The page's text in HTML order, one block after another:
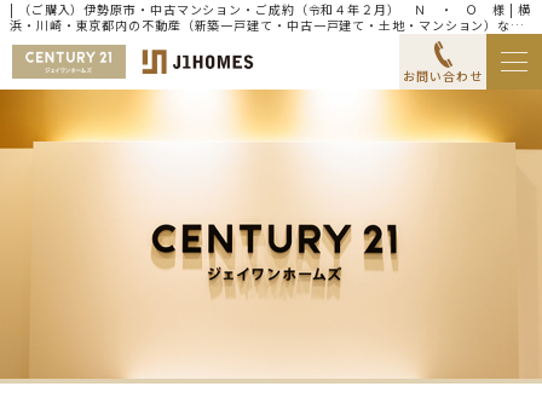
| （ご購入）伊勢原市・中古マンション・ご成約（令和４年２月） Ｎ ・ Ｏ 様 | 横
浜・川崎・東京都内の不動産（新築一戸建て・中古一戸建て・土地・マンション）なら
センチュリー21ジェイワンホームズ
お問い合わせ